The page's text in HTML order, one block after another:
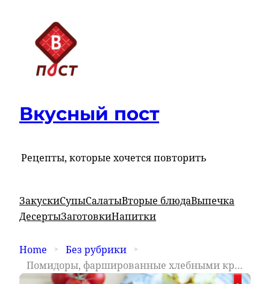
Вкусный пост
Рецепты, которые хочется повторить
ЗакускиСупыСалатыВторые блюдаВыпечка
ДесертыЗаготовкиНапитки
Home
Без рубрики
Помидоры, фаршированные хлебными крошками, зеленью и чесноком